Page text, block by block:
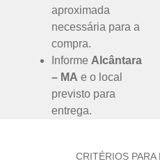
aproximada
necessária para a
compra.
Informe Alcântara
– MA e o local
previsto para
entrega.
CRITÉRIOS PARA